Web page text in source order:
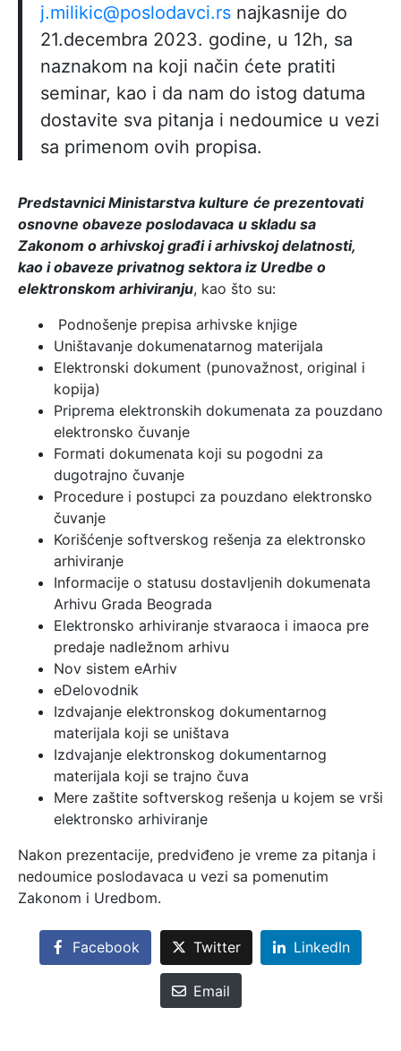
j.milikic@poslodavci.rs najkasnije do
21.decembra 2023. godine, u 12h, sa
naznakom na koji način ćete pratiti
seminar, kao i da nam do istog datuma
dostavite sva pitanja i nedoumice u vezi
sa primenom ovih propisa.
Predstavnici Ministarstva kulture će prezentovati
osnovne obaveze poslodavaca u skladu sa
Zakonom o arhivskoj građi i arhivskoj delatnosti,
kao i obaveze privatnog sektora iz Uredbe o
elektronskom arhiviranju, kao što su:
Podnošenje prepisa arhivske knjige
Uništavanje dokumenatarnog materijala
Elektronski dokument (punovažnost, original i
kopija)
Priprema elektronskih dokumenata za pouzdano
elektronsko čuvanje
Formati dokumenata koji su pogodni za
dugotrajno čuvanje
Procedure i postupci za pouzdano elektronsko
čuvanje
Korišćenje softverskog rešenja za elektronsko
arhiviranje
Informacije o statusu dostavljenih dokumenata
Arhivu Grada Beograda
Elektronsko arhiviranje stvaraoca i imaoca pre
predaje nadležnom arhivu
Nov sistem eArhiv
eDelovodnik
Izdvajanje elektronskog dokumentarnog
materijala koji se uništava
Izdvajanje elektronskog dokumentarnog
materijala koji se trajno čuva
Mere zaštite softverskog rešenja u kojem se vrši
elektronsko arhiviranje
Nakon prezentacije, predviđeno je vreme za pitanja i
nedoumice poslodavaca u vezi sa pomenutim
Zakonom i Uredbom.
Facebook Twitter LinkedIn
Email